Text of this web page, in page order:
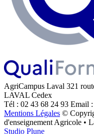
AgriCampus Laval 321
LAVAL Cedex
Tél : 02 43 68 24 93 Email
Mentions Légales ©
d'enseignement Agricole •
Studio Plune